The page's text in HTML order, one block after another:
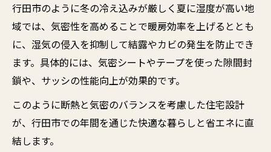
行田市のように冬の冷え込みが厳しく夏に湿度が高い地
域では、気密性を高めることで暖房効率を上げるととも
に、湿気の侵入を抑制して結露やカビの発生を防止でき
ます。具体的には、気密シートやテープを使った隙間封
鎖や、サッシの性能向上が効果的です。
このように断熱と気密のバランスを考慮した住宅設計
が、行田市での年間を通じた快適な暮らしと省エネに直
結します。